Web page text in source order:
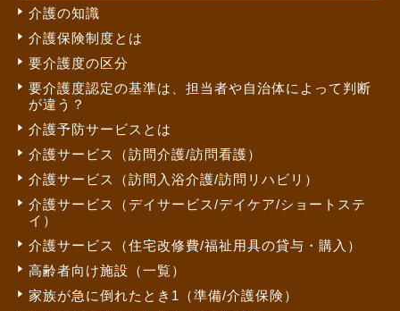
介護の知識
介護保険制度とは
要介護度の区分
要介護度認定の基準は、担当者や自治体によって判断
が違う？
介護予防サービスとは
介護サービス（訪問介護/訪問看護）
介護サービス（訪問入浴介護/訪問リハビリ）
介護サービス（デイサービス/デイケア/ショートステ
イ）
介護サービス（住宅改修費/福祉用具の貸与・購入）
高齢者向け施設（一覧）
家族が急に倒れたとき1（準備/介護保険）